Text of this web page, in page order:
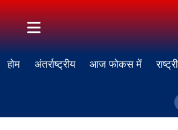
होम अंतर्राष्ट्रीय आज फोकस में